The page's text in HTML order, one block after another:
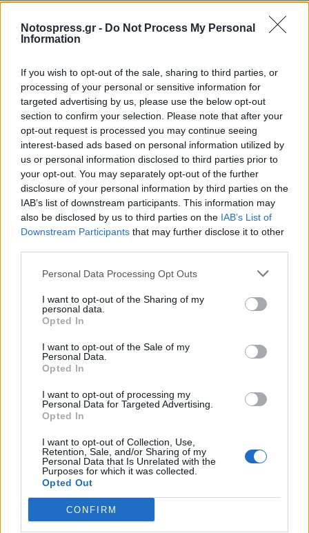
Notospress.gr - Do Not Process My Personal
Information
If you wish to opt-out of the sale, sharing to third parties, or
processing of your personal or sensitive information for
targeted advertising by us, please use the below opt-out
section to confirm your selection. Please note that after your
opt-out request is processed you may continue seeing
interest-based ads based on personal information utilized by
us or personal information disclosed to third parties prior to
your opt-out. You may separately opt-out of the further
disclosure of your personal information by third parties on the
IAB’s list of downstream participants. This information may
also be disclosed by us to third parties on the IAB’s List of
Downstream Participants that may further disclose it to other
Personal Data Processing Opt Outs
I want to opt-out of the Sharing of my
personal data.
Opted In
I want to opt-out of the Sale of my
Personal Data.
Opted In
I want to opt-out of processing my
Personal Data for Targeted Advertising.
Opted In
I want to opt-out of Collection, Use,
Retention, Sale, and/or Sharing of my
Personal Data that Is Unrelated with the
Purposes for which it was collected.
Opted Out
CONFIRM
Ο κ. Κουρουμπλής ανέφερε στη σύσκεψη, και
επανέλαβε σε δηλώσεις του στα ΜΜΕ, ότι σε
πρώτη προτεραιότητα τίθεται η ενίσχυση των
ΟΤΑ για την αποκατάσταση των αγροτικών